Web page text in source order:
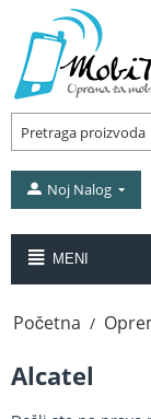
Noj Nalog
MENI
Početna /
Alcatel